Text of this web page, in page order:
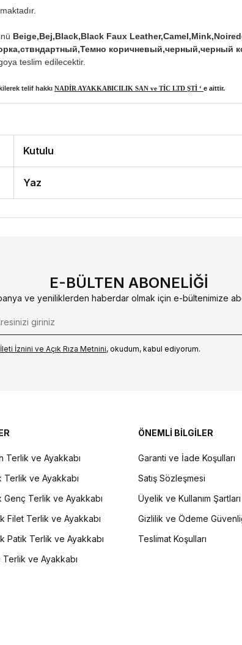
Beige,Bej,Black,Black Faux
коричневый,черный,черный
teslim edilecektir.
telif hakkı NADİR AYAKKABICILIK SAN ve TİC LTD ŞTİ ‘ e aittir.
Kutulu
Yaz
E-BÜLTEN ABONELIĞI
ve yeniliklerden haberdar olmak için e-bültenimize
İzni‌ni ve Açık Rıza Metni‌ni, okudum, kabul ediyorum.
Terlik ve Ayakkabı
Terlik ve Ayakkabı
Genç Terlik ve Ayakkabı
Filet Terlik ve Ayakkabı
Patik Terlik ve Ayakkabı
ve Ayakkabı
ÖNEMLİ BİLGİLER
Garanti ve İade Koşulları
Satış Sözleşmesi
Üyelik ve Kullanım Şartları
Gizlilik ve Ödeme
Teslimat Koşulları